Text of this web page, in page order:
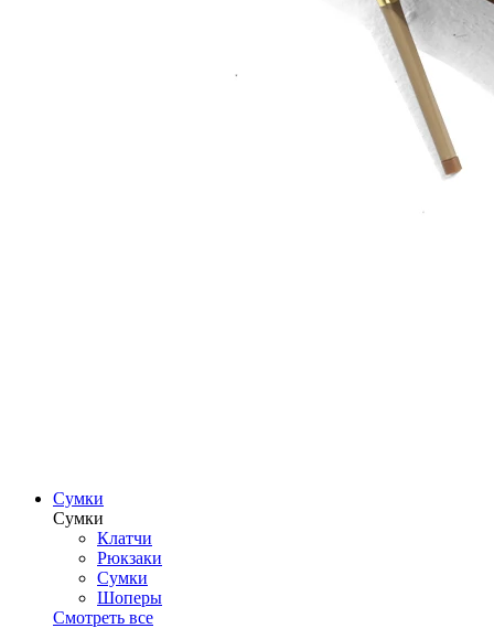
Сумки
Сумки
Клатчи
Рюкзаки
Сумки
Шоперы
Смотреть все